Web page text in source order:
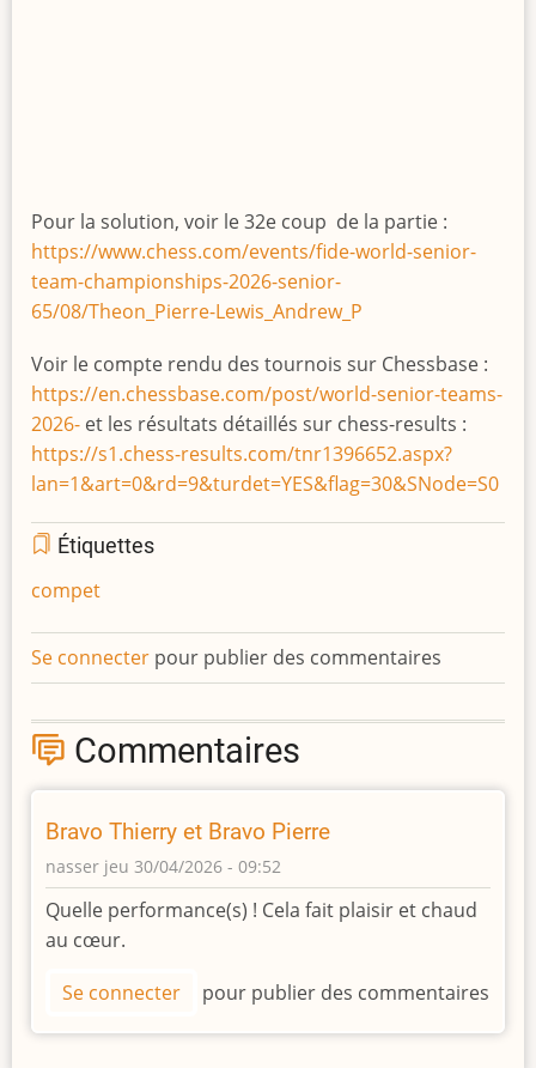
Pour la solution, voir le 32e coup de la partie :
https://www.chess.com/events/fide-world-senior-
team-championships-2026-senior-
65/08/Theon_Pierre-Lewis_Andrew_P
Voir le compte rendu des tournois sur Chessbase :
https://en.chessbase.com/post/world-senior-teams-
2026- et les résultats détaillés sur chess-results :
https://s1.chess-results.com/tnr1396652.aspx?
lan=1&art=0&rd=9&turdet=YES&flag=30&SNode=S0
Étiquettes
compet
Se connecter pour publier des commentaires
Commentaires
Bravo Thierry et Bravo Pierre
nasser jeu 30/04/2026 - 09:52
Quelle performance(s) ! Cela fait plaisir et chaud
au cœur.
Se connecter pour publier des commentaires